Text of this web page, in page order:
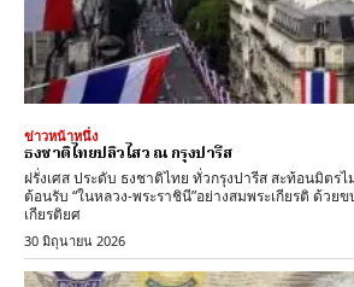
ข่าวหน้าหนึ่ง
ธงชาติไทยปลิวไสว ณ กรุงปารีส
ฝรั่งเศส ประดับ ธงชาติไทย ทั่วกรุงปารีส สะท้อนมิตร
ต้อนรับ “ในหลวง-พระราชินี”อย่างสมพระเกียรติ ด้วยขบวนรถม้า -146 ม้า
เกียรติยศ
30 มิถุนายน 2026